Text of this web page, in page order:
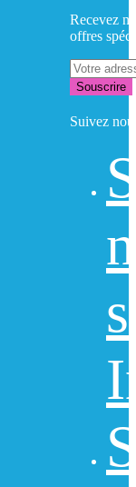
Recevez
offres
Souscrire
Suivez